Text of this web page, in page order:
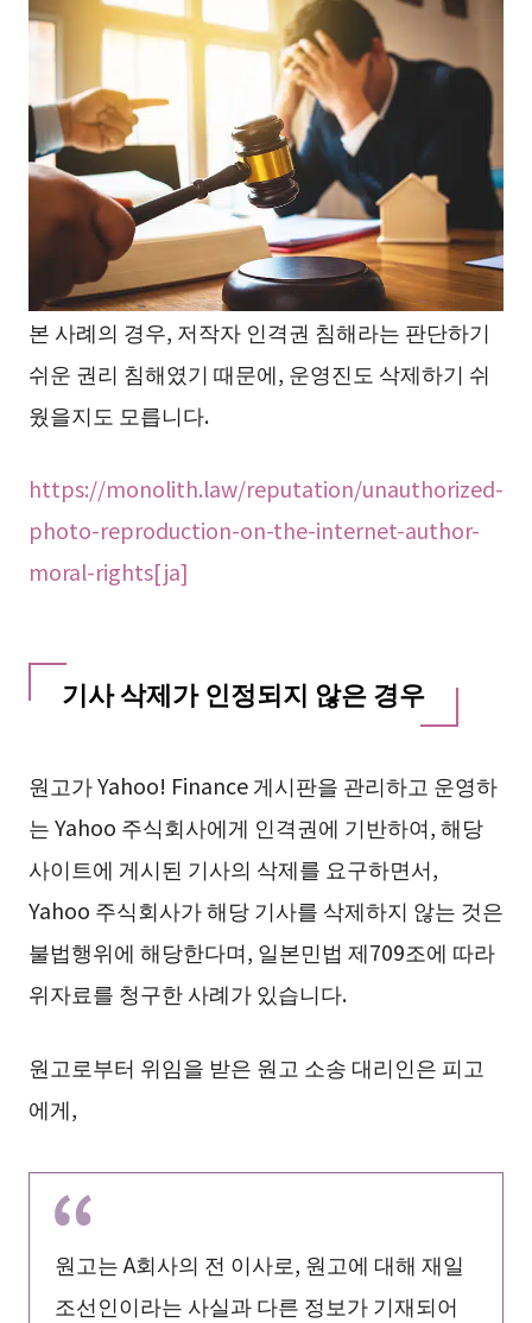
본 사례의 경우, 저작자 인격권 침해라는 판단하기
쉬운 권리 침해였기 때문에, 운영진도 삭제하기 쉬
웠을지도 모릅니다.
https://monolith.law/reputation/unauthorized-
photo-reproduction-on-the-internet-author-
moral-rights[ja]
기사 삭제가 인정되지 않은 경우
원고가 Yahoo! Finance 게시판을 관리하고 운영하
는 Yahoo 주식회사에게 인격권에 기반하여, 해당
사이트에 게시된 기사의 삭제를 요구하면서,
Yahoo 주식회사가 해당 기사를 삭제하지 않는 것은
불법행위에 해당한다며, 일본민법 제709조에 따라
위자료를 청구한 사례가 있습니다.
원고로부터 위임을 받은 원고 소송 대리인은 피고
에게,
원고는 A회사의 전 이사로, 원고에 대해 재일
조선인이라는 사실과 다른 정보가 기재되어